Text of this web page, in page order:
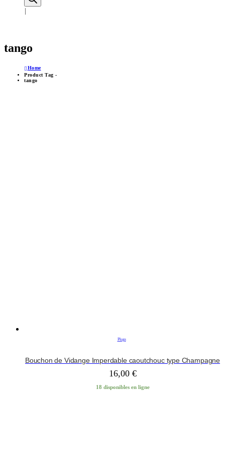
tango
Home
Product Tag -
tango
Plugs
Bouchon de Vidange Imperdable caoutchouc type Champagne
16,00 €
18 disponibles en ligne